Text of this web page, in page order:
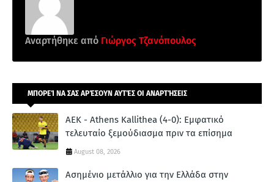
Αναρτήθηκε από Γιώργος Τζανόπουλος
ΜΠΟΡΕΊ ΝΑ ΣΑΣ ΑΡΈΣΟΥΝ ΑΥΤΈΣ ΟΙ ΑΝΑΡΤΉΣΕΙΣ
ΑΕΚ - Athens Kallithea (4-0): Εμφατικό
τελευταίο ξεμούδιασμα πριν τα επίσημα
August 08, 2026
Ασημένιο μετάλλιο για την Ελλάδα στην